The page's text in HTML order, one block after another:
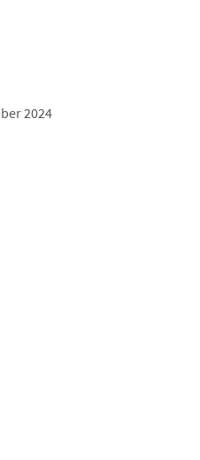
2024